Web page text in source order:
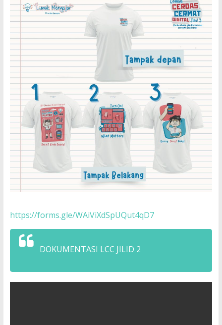
https://forms.gle/WAiViXdSpUQut4qD7
DOKUMENTASI LCC JILID 2